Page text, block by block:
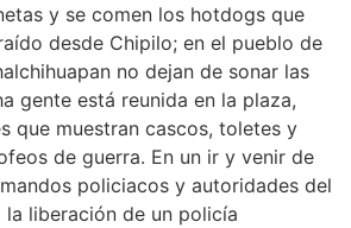
y se comen los hotdogs que
desde Chipilo; en el pueblo de
no dejan de sonar las
gente está reunida en la plaza,
que muestran cascos, toletes y
de guerra. En un ir y venir de
policiacos y autoridades del
la liberación de un policía